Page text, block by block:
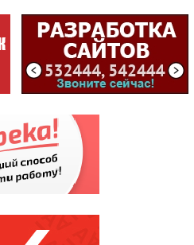
(198809)
(171384)
(144044)
(135795)
(121348)